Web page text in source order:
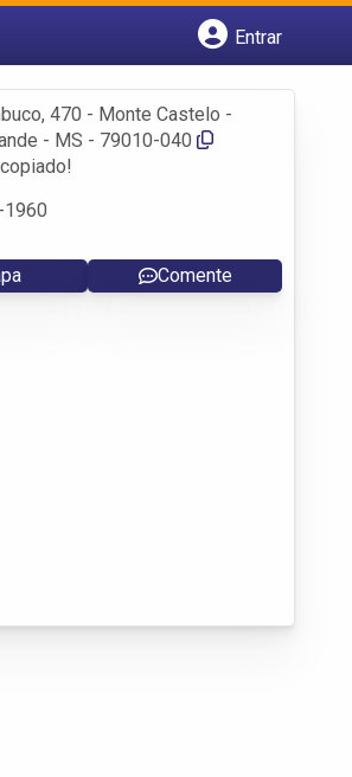
Entrar
470 - Monte Castelo -
- MS - 79010-040
Comente